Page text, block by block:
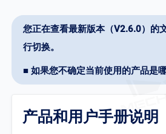
您正在查看最新版本（V2.6.0）的
行切换。
■ 如果您不确定当前使用的产品是
产品和用户手册说明